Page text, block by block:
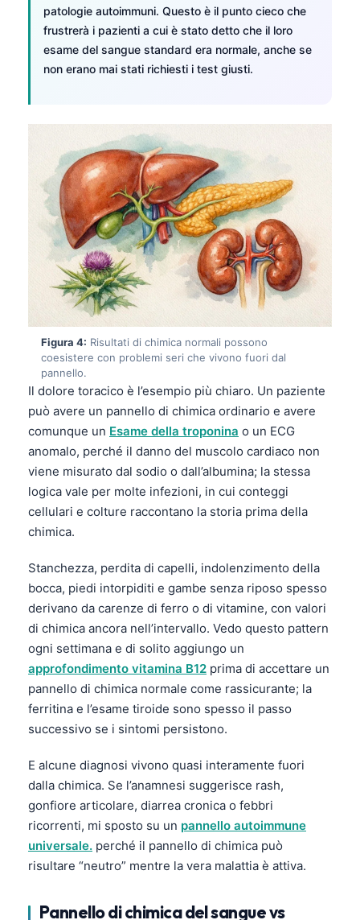
patologie autoimmuni. Questo è il punto cieco che
frustrerà i pazienti a cui è stato detto che il loro
esame del sangue standard era normale, anche se
non erano mai stati richiesti i test giusti.
Figura 4: Risultati di chimica normali possono
coesistere con problemi seri che vivono fuori dal
pannello.
Il dolore toracico è l’esempio più chiaro. Un paziente
può avere un pannello di chimica ordinario e avere
comunque un Esame della troponina o un ECG
anomalo, perché il danno del muscolo cardiaco non
viene misurato dal sodio o dall’albumina; la stessa
logica vale per molte infezioni, in cui conteggi
cellulari e colture raccontano la storia prima della
chimica.
Stanchezza, perdita di capelli, indolenzimento della
bocca, piedi intorpiditi e gambe senza riposo spesso
derivano da carenze di ferro o di vitamine, con valori
di chimica ancora nell’intervallo. Vedo questo pattern
ogni settimana e di solito aggiungo un
approfondimento vitamina B12 prima di accettare un
pannello di chimica normale come rassicurante; la
ferritina e l’esame tiroide sono spesso il passo
successivo se i sintomi persistono.
E alcune diagnosi vivono quasi interamente fuori
dalla chimica. Se l’anamnesi suggerisce rash,
gonfiore articolare, diarrea cronica o febbri
ricorrenti, mi sposto su un pannello autoimmune
universale. perché il pannello di chimica può
risultare “neutro” mentre la vera malattia è attiva.
Pannello di chimica del sangue vs